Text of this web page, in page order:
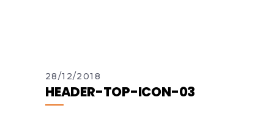
28/12/2018
HEADER-TOP-ICON-03